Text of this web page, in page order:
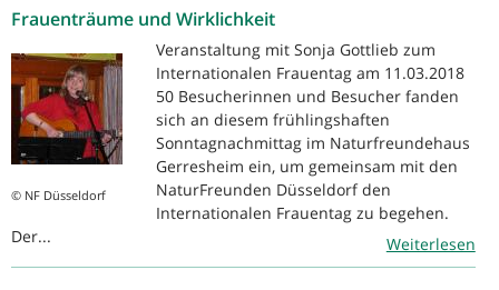
Frauenträume und Wirklichkeit
© NF Düsseldorf
Veranstaltung mit Sonja Gottlieb zum
Internationalen Frauentag am 11.03.2018
50 Besucherinnen und Besucher fanden
sich an diesem frühlingshaften
Sonntagnachmittag im Naturfreundehaus
Gerresheim ein, um gemeinsam mit den
NaturFreunden Düsseldorf den
Internationalen Frauentag zu begehen.
Der...
Weiterlesen